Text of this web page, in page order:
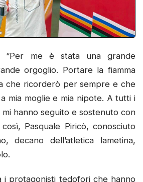
“Per me è stata una grande
orgoglio. Portare la fiamma
che ricorderò per sempre e che
mia moglie e mia nipote. A tutti i
hanno seguito e sostenuto con
Pasquale Piricò, conosciuto
decano dell’atletica lametina,
i protagonisti tedofori che hanno